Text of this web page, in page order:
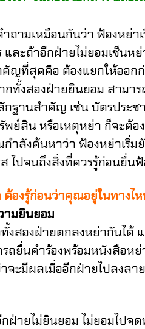
มือนกันว่า ฟ้องหย่าเริ่มยัง
และถ้าอีกฝ่ายไม่ยอมเซ็นหย่
อ ต้องแยกให้ออกก่อนว่า
กทั้งสองฝ่ายยินยอม สาม
ฐานสำคัญ เช่น บัตรประ
พย์สิน หรือเหตุหย่า ก็จะต้
นหาว่า ฟ้องหย่าเริ่มยังไ
ไปจนถึงสิ่งที่ควรรู้ก่อนยื่
รู้ก่อนว่าคุณอยู่ในทางไ
ามยินยอม
ฝ่ายตกลงหย่ากันได้ และ
รถยื่นคำร้องพร้อมหนังสือ
จะมีผลเมื่ออีกฝ่ายไปลงล
ไม่ยินยอม ไม่ยอมไปจดท